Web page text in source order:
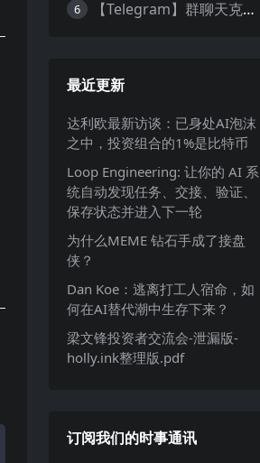
6 【Telegram】群聊天克隆｜群复制 ｜Telegram 历史记录转发
最近更新
达利欧最新访谈：已身处AI泡沫
之中，投资组合的1%是比特币
Loop Engineering: 让你的 AI 系
统自动发现任务、交接、验证、
保存状态并进入下一轮
为什么MEME 钻石手成了接盘
侠？
Dan Koe：逃离打工人宿命，如
何在AI替代潮中生存下来？
梁文锋投资者交流会-泄漏版-
holly.ink整理版.pdf
订阅我们的时事通讯